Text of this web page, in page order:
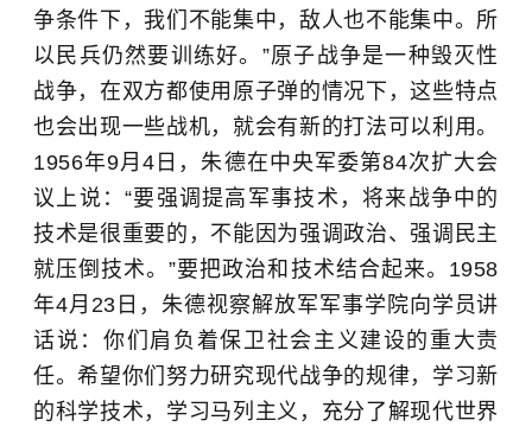
争条件下，我们不能集中，敌人也不能集中。所
以民兵仍然要训练好。”原子战争是一种毁灭性
战争，在双方都使用原子弹的情况下，这些特点
也会出现一些战机，就会有新的打法可以利用。
1956年9月4日，朱德在中央军委第84次扩大会
议上说：“要强调提高军事技术，将来战争中的
技术是很重要的，不能因为强调政治、强调民主
就压倒技术。”要把政治和技术结合起来。1958
年4月23日，朱德视察解放军军事学院向学员讲
话说：你们肩负着保卫社会主义建设的重大责
任。希望你们努力研究现代战争的规律，学习新
的科学技术，学习马列主义，充分了解现代世界